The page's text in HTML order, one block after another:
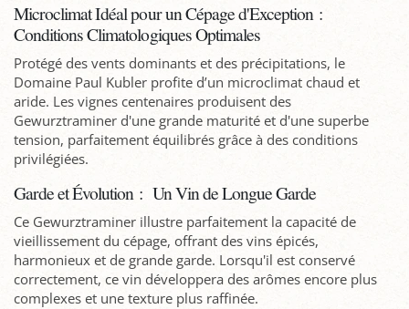
Microclimat Idéal pour un Cépage d'Exception :
Conditions Climatologiques Optimales
Protégé des vents dominants et des précipitations, le
Domaine Paul Kubler profite d’un microclimat chaud et
aride. Les vignes centenaires produisent des
Gewurztraminer d'une grande maturité et d'une superbe
tension, parfaitement équilibrés grâce à des conditions
privilégiées.
Garde et Évolution : Un Vin de Longue Garde
Ce Gewurztraminer illustre parfaitement la capacité de
vieillissement du cépage, offrant des vins épicés,
harmonieux et de grande garde. Lorsqu'il est conservé
correctement, ce vin développera des arômes encore plus
complexes et une texture plus raffinée.